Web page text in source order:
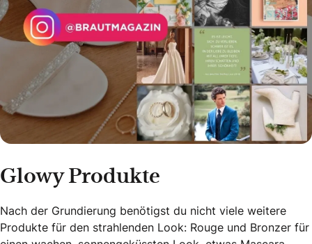
Glowy Produkte
Nach der Grundierung benötigst du nicht viele weitere
Produkte für den strahlenden Look: Rouge und Bronzer für